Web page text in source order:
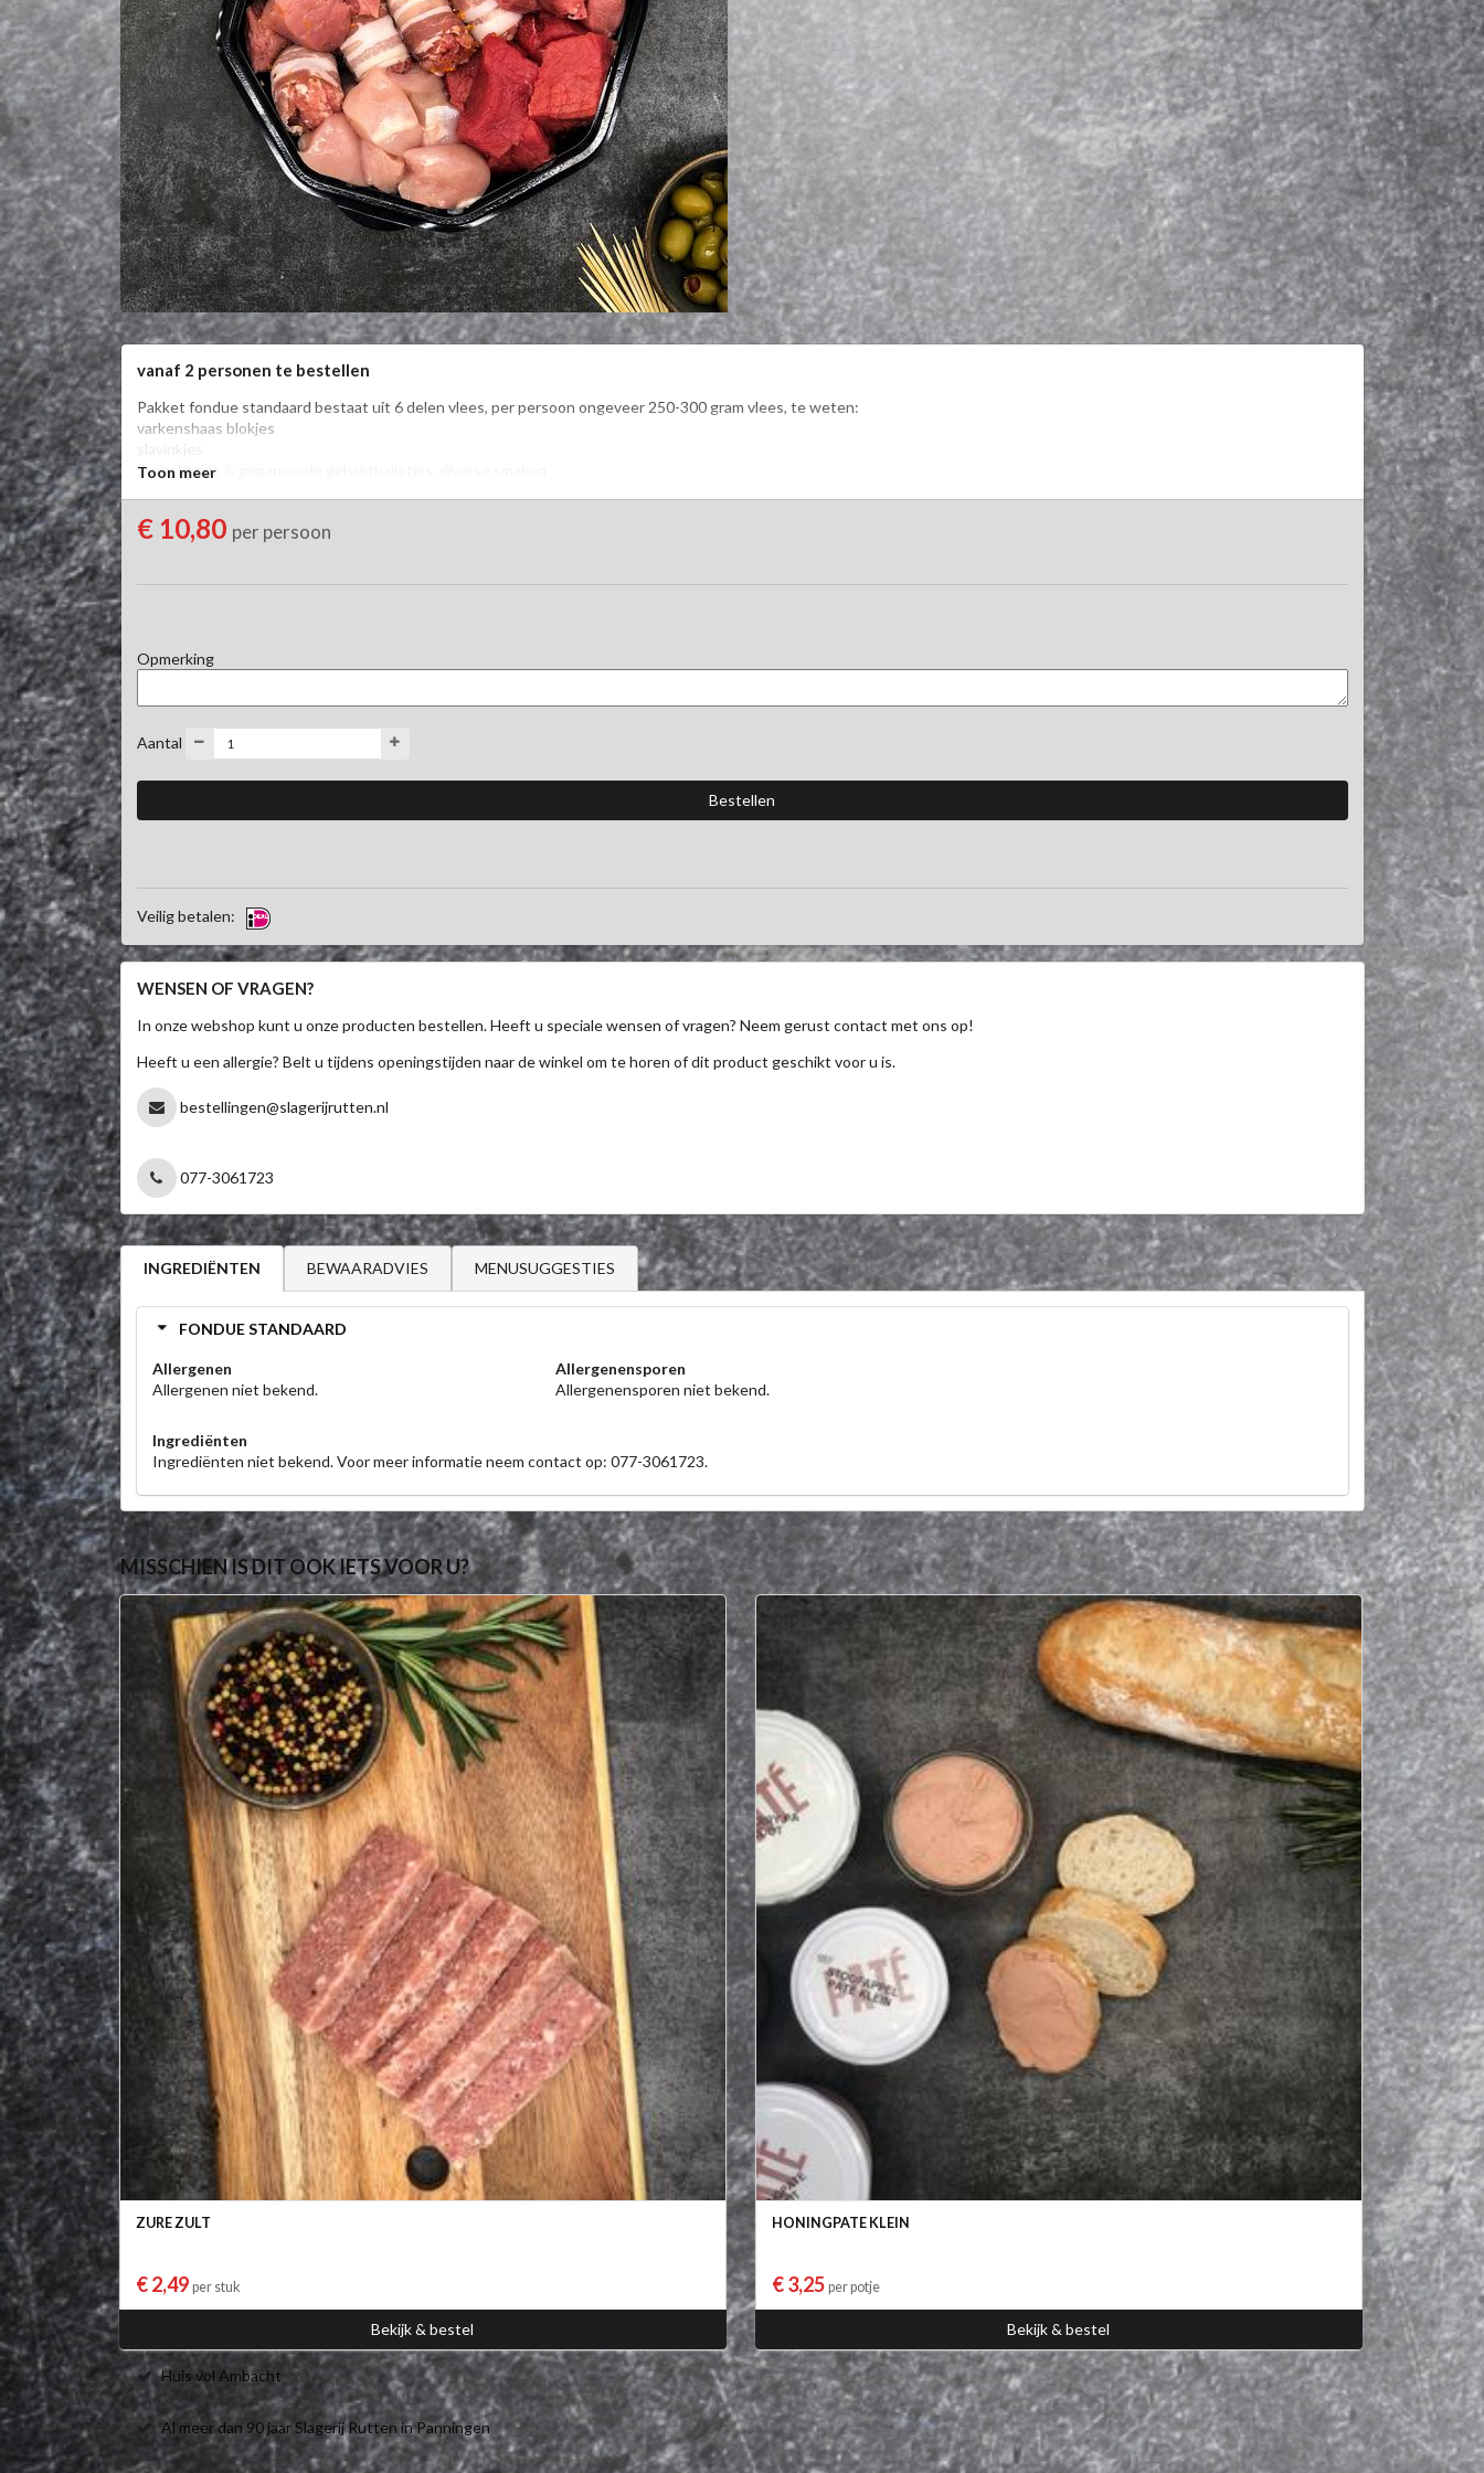
vanaf 2 personen te bestellen
Pakket fondue standaard bestaat uit 6 delen vlees, per persoon ongeveer 250-300 gram vlees, te weten:
varkenshaas blokjes
slavinkjes
2 x gekruide & gepaneerde gehaktballetjes, diverse smaken
Toon meer
€ 10,80 per persoon
Opmerking
Aantal
Veilig betalen:
WENSEN OF VRAGEN?
In onze webshop kunt u onze producten bestellen. Heeft u speciale wensen of vragen? Neem gerust contact met ons op!
Heeft u een allergie? Belt u tijdens openingstijden naar de winkel om te horen of dit product geschikt voor u is.
bestellingen@slagerijrutten.nl
077-3061723
INGREDIËNTEN BEWAARADVIES MENUSUGGESTIES
FONDUE STANDAARD
Allergenen
Allergenen niet bekend.
Allergenensporen
Allergenensporen niet bekend.
Ingrediënten
Ingrediënten niet bekend. Voor meer informatie neem contact op: 077-3061723.
MISSCHIEN IS DIT OOK IETS VOOR U?
ZURE ZULT
€ 2,49 per stuk
Bekijk & bestel
HONINGPATE KLEIN
€ 3,25 per potje
Bekijk & bestel
Huis vol Ambacht
Al meer dan 90 jaar Slagerij Rutten in Panningen